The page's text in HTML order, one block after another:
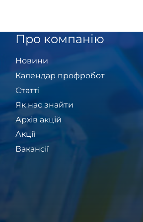
Про компанію
Новини
Календар профробот
Cтатті
Як нас знайти
Архів акцій
Акції
Вакансії